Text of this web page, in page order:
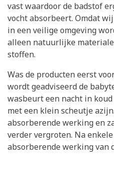
vast waardoor de badstof
vocht absorbeert. Omdat
in een veilige omgeving
alleen natuurlijke
stoffen.
Was de producten eerst
wordt geadviseerd de
wasbeurt een nacht in
met een klein scheutje
absorberende werking en
verder vergroten. Na
absorberende werking van